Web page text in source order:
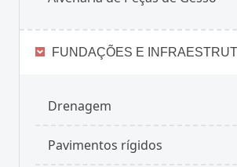
FUNDAÇÕES E
Drenagem
Pavimentos rígidos